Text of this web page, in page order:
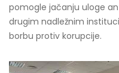
pomogle jačanju uloge
drugim nadležnim
borbu protiv korupcije.